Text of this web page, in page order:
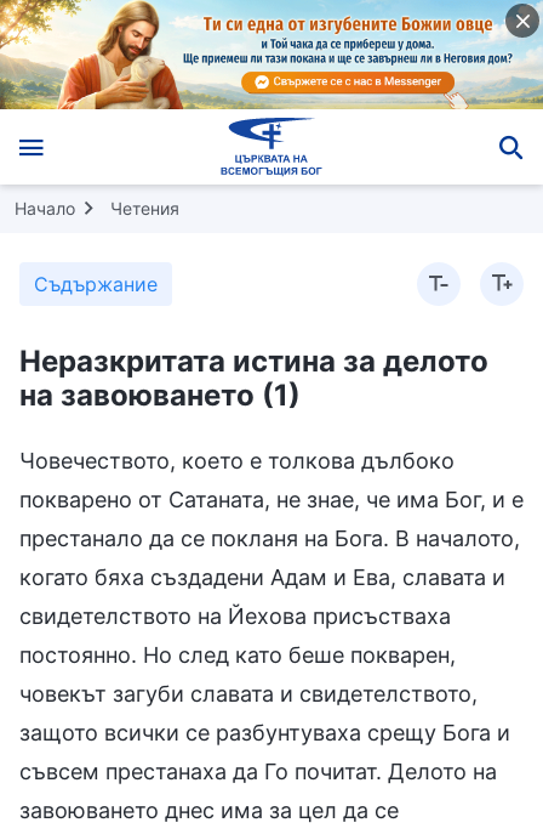
Начало Четения
Съдържание
Неразкритата истина за делото
на завоюването (1)
Човечеството, което е толкова дълбоко
покварено от Сатаната, не знае, че има Бог, и е
престанало да се покланя на Бога. В началото,
когато бяха създадени Адам и Ева, славата и
свидетелството на Йехова присъстваха
постоянно. Но след като беше покварен,
човекът загуби славата и свидетелството,
защото всички се разбунтуваха срещу Бога и
съвсем престанаха да Го почитат. Делото на
завоюването днес има за цел да се